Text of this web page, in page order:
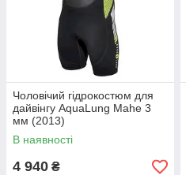
Чоловічий гідрокостюм для
дайвінгу AquaLung Mahe 3
мм (2013)
В наявності
4 940 ₴